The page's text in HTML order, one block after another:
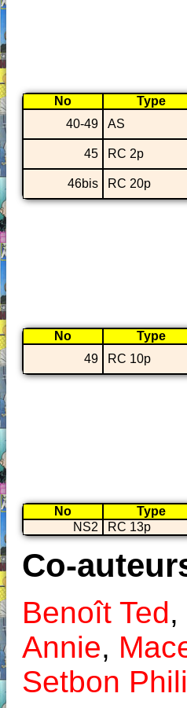
No Type
40-49
AS
45 RC 2p
46bis RC 20p
No Type
49
RC 10p
No Type
NS2
RC 13p
Co-
Benoît Ted,
Annie,
Setbon